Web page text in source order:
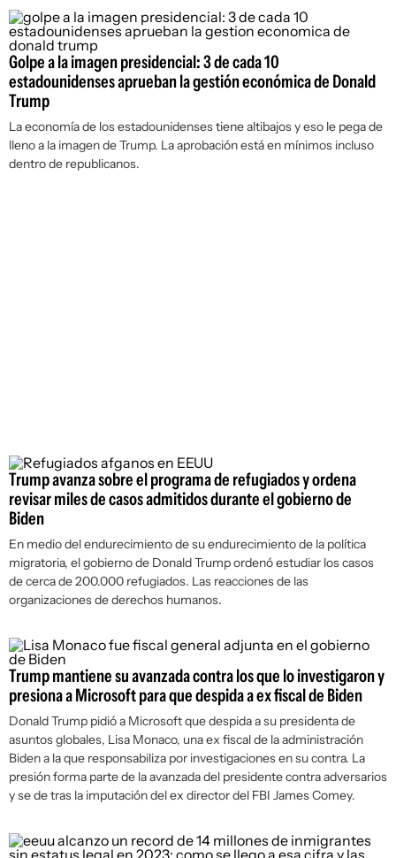
Golpe a la imagen presidencial: 3 de cada 10
estadounidenses aprueban la gestión económica de Donald
Trump
La economía de los estadounidenses tiene altibajos y eso le pega de
lleno a la imagen de Trump. La aprobación está en mínimos incluso
dentro de republicanos.
Trump avanza sobre el programa de refugiados y ordena
revisar miles de casos admitidos durante el gobierno de
Biden
En medio del endurecimiento de su endurecimiento de la política
migratoria, el gobierno de Donald Trump ordenó estudiar los casos
de cerca de 200.000 refugiados. Las reacciones de las
organizaciones de derechos humanos.
Trump mantiene su avanzada contra los que lo investigaron y
presiona a Microsoft para que despida a ex fiscal de Biden
Donald Trump pidió a Microsoft que despida a su presidenta de
asuntos globales, Lisa Monaco, una ex fiscal de la administración
Biden a la que responsabiliza por investigaciones en su contra. La
presión forma parte de la avanzada del presidente contra adversarios
y se de tras la imputación del ex director del FBI James Comey.